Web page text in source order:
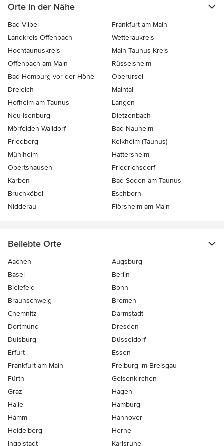
Orte in der Nähe
Bad Vilbel
Frankfurt am Main
Landkreis Offenbach
Wetteraukreis
Hochtaunuskreis
Main-Taunus-Kreis
Offenbach am Main
Rüsselsheim
Bad Homburg vor der Höhe
Oberursel
Dreieich
Maintal
Hofheim am Taunus
Langen
Neu-Isenburg
Dietzenbach
Mörfelden-Walldorf
Bad Nauheim
Friedberg
Kelkheim (Taunus)
Mühlheim
Hattersheim
Obertshausen
Friedrichsdorf
Karben
Bad Soden am Taunus
Bruchköbel
Eschborn
Nidderau
Flörsheim am Main
Beliebte Orte
Aachen
Augsburg
Basel
Berlin
Bielefeld
Bonn
Braunschweig
Bremen
Chemnitz
Darmstadt
Dortmund
Dresden
Duisburg
Düsseldorf
Erfurt
Essen
Frankfurt am Main
Freiburg-im-Breisgau
Fürth
Gelsenkirchen
Graz
Hagen
Halle
Hamburg
Hamm
Hannover
Heidelberg
Herne
Ingolstadt
Karlsruhe